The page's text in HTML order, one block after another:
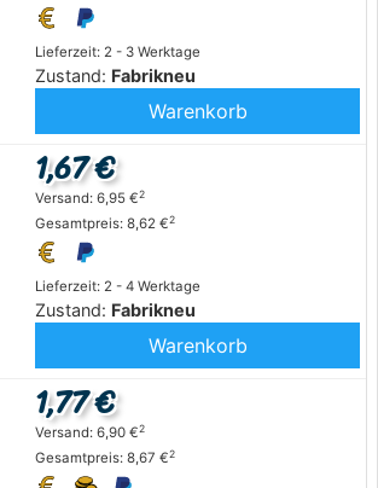
Lieferzeit: 2 - 3 Werktage
Zustand: Fabrikneu
Warenkorb
Lieferzeit: 2 - 4 Werktage
Zustand: Fabrikneu
1,67 €
Versand: 6,95 €2
Gesamtpreis: 8,62 €2
Warenkorb
1,77 €
Versand: 6,90 €2
Gesamtpreis: 8,67 €2